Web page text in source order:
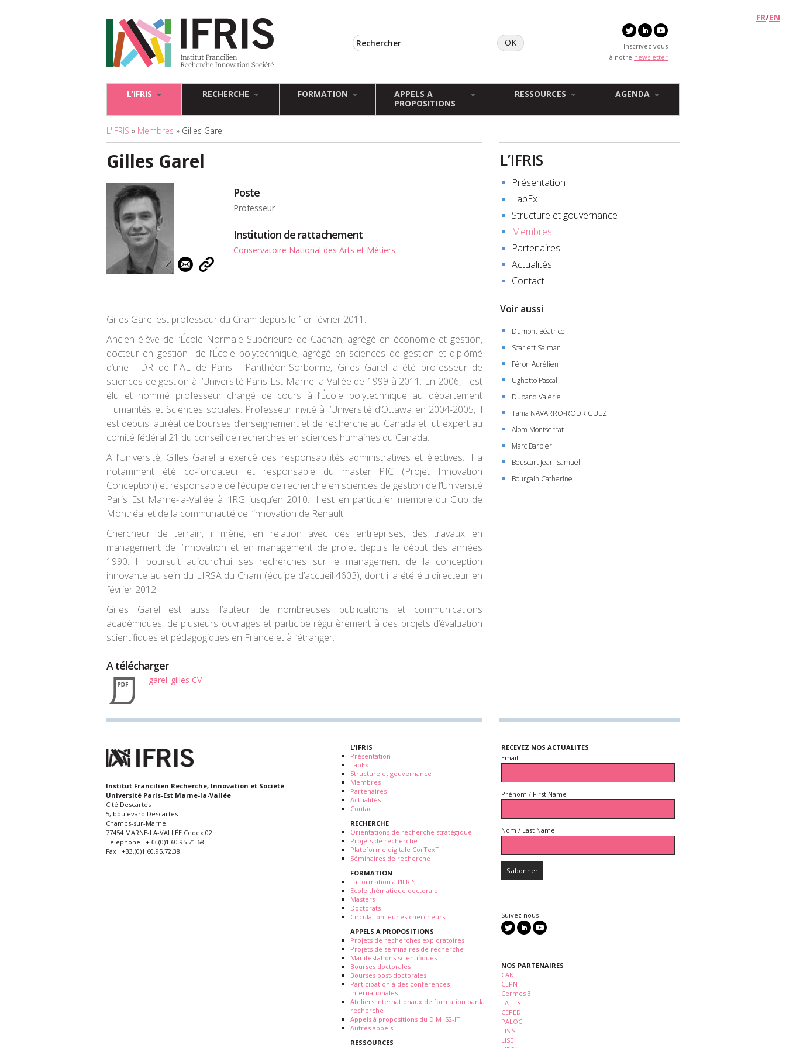
Inscrivez vous
à notre newsletter
FR/EN
L’IFRIS RECHERCHE FORMATION
APPELS A
PROPOSITIONS
RESSOURCES AGENDA
L'IFRIS » Membres » Gilles Garel
Gilles Garel
Poste
Professeur
Institution de rattachement
Conservatoire National des Arts et Métiers
Gilles Garel est professeur du Cnam depuis le 1er février 2011.
Ancien élève de l’École Normale Supérieure de Cachan, agrégé en économie et gestion,
docteur en gestion de l’École polytechnique, agrégé en sciences de gestion et diplômé
d’une HDR de l’IAE de Paris I Panthéon-Sorbonne, Gilles Garel a été professeur de
sciences de gestion à l’Université Paris Est Marne-la-Vallée de 1999 à 2011. En 2006, il est
élu et nommé professeur chargé de cours à l’École polytechnique au département
Humanités et Sciences sociales. Professeur invité à l’Université d’Ottawa en 2004-2005, il
est depuis lauréat de bourses d’enseignement et de recherche au Canada et fut expert au
comité fédéral 21 du conseil de recherches en sciences humaines du Canada.
A l’Université, Gilles Garel a exercé des responsabilités administratives et électives. Il a
notamment été co-fondateur et responsable du master PIC (Projet Innovation
Conception) et responsable de l’équipe de recherche en sciences de gestion de l’Université
Paris Est Marne-la-Vallée à l’IRG jusqu’en 2010. Il est en particulier membre du Club de
Montréal et de la communauté de l’innovation de Renault.
Chercheur de terrain, il mène, en relation avec des entreprises, des travaux en
management de l’innovation et en management de projet depuis le début des années
1990. Il poursuit aujourd’hui ses recherches sur le management de la conception
innovante au sein du LIRSA du Cnam (équipe d’accueil 4603), dont il a été élu directeur en
février 2012.
Gilles Garel est aussi l’auteur de nombreuses publications et communications
académiques, de plusieurs ouvrages et participe régulièrement à des projets d’évaluation
scientifiques et pédagogiques en France et à l’étranger.
A télécharger
garel_gilles CV
L’IFRIS
Présentation
LabEx
Structure et gouvernance
Membres
Partenaires
Actualités
Contact
Voir aussi
Dumont Béatrice
Scarlett Salman
Féron Aurélien
Ughetto Pascal
Duband Valérie
Tania NAVARRO-RODRIGUEZ
Alom Montserrat
Marc Barbier
Beuscart Jean-Samuel
Bourgain Catherine
Institut Francilien Recherche, Innovation et Société
Université Paris-Est Marne-la-Vallée
Cité Descartes
5, boulevard Descartes
Champs-sur-Marne
77454 MARNE-LA-VALLÉE Cedex 02
Téléphone : +33.(0)1.60.95.71.68
Fax : +33.(0)1.60.95.72.38
L'IFRIS
Présentation
LabEx
Structure et gouvernance
Membres
Partenaires
Actualités
Contact
RECHERCHE
Orientations de recherche stratégique
Projets de recherche
Plateforme digitale CorTexT
Séminaires de recherche
FORMATION
La formation à l'IFRIS
Ecole thématique doctorale
Masters
Doctorats
Circulation jeunes chercheurs
APPELS A PROPOSITIONS
Projets de recherches exploratoires
Projets de séminaires de recherche
Manifestations scientifiques
Bourses doctorales
Bourses post-doctorales
Participation à des conférences
internationales
Ateliers internationaux de formation par la
recherche
Appels à propositions du DIM IS2-IT
Autres appels
RESSOURCES
RECEVEZ NOS ACTUALITES
Email
Prénom / First Name
Nom / Last Name
Suivez nous
NOS PARTENAIRES
CAK
CEPN
Cermes 3
LATTS
CEPED
PALOC
LISIS
LISE